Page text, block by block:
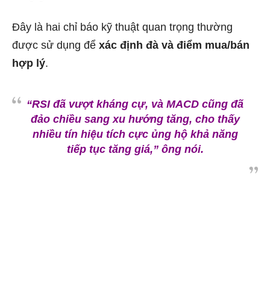
Đây là hai chỉ báo kỹ thuật quan trọng thường
được sử dụng để xác định đà và điểm mua/bán
hợp lý.
“RSI đã vượt kháng cự, và MACD cũng đã
đảo chiều sang xu hướng tăng, cho thấy
nhiều tín hiệu tích cực ủng hộ khả năng
tiếp tục tăng giá,” ông nói.